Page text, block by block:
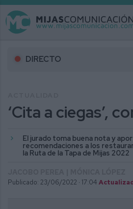
DIRECTO
‘Cita a ciegas’,
El jurado toma buena nota y
recomendaciones a los
la Ruta de la Tapa de Mijas 2022
Publicado: 23/06/2022 · 17:04